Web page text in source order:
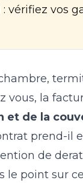
vérifiez vos
vous, la
et de la
prend-il
de
le point sur